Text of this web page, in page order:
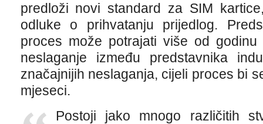
predloži novi standard za SIM
odluke o prihvatanju prijedlog.
proces može potrajati više od
neslaganje između predstavnika
značajnijih neslaganja, cijeli proces bi
mjeseci.
Postoji jako mnogo različitih